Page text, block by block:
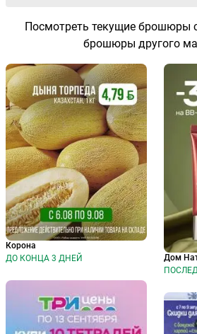
Посмотреть текущие брошюры
брошюры другого
Корона
ДО КОНЦА 3 ДНЕЙ
Дом